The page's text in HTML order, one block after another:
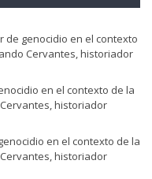
de genocidio en el contexto
Cervantes, historiador
en el contexto de la
historiador
en el contexto de la
historiador